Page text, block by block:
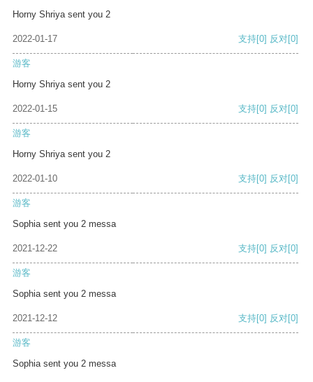
Horny Shriya sent you 2
2022-01-17 支持[0] 反对[0]
游客
Horny Shriya sent you 2
2022-01-15 支持[0] 反对[0]
游客
Horny Shriya sent you 2
2022-01-10 支持[0] 反对[0]
游客
Sophia sent you 2 messa
2021-12-22 支持[0] 反对[0]
游客
Sophia sent you 2 messa
2021-12-12 支持[0] 反对[0]
游客
Sophia sent you 2 messa